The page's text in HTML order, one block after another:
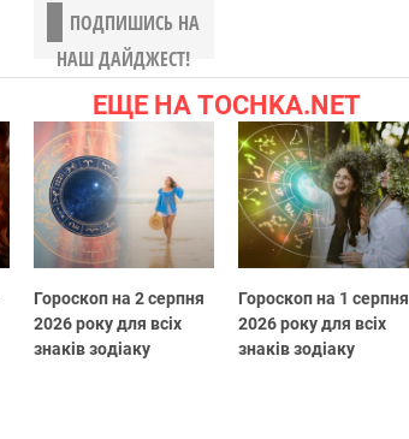
ПОДПИШИСЬ НА
НАШ ДАЙДЖЕСТ!
ЕЩЕ НА TOCHKA.NET
Гороскоп на 2 серпня
2026 року для всіх
знаків зодіаку
Гороскоп на 1 серпня
2026 року для всіх
знаків зодіаку